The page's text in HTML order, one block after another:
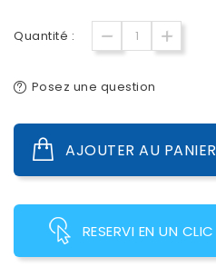
Quantité :
Posez une question
AJOUTER AU PANIER
RESERVI EN UN CLIC